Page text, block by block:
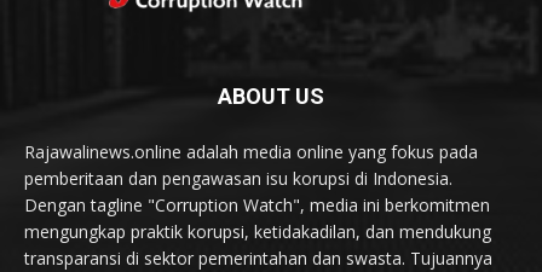
ABOUT US
Rajawalinews.online adalah media online yang fokus pada
pemberitaan dan pengawasan isu korupsi di Indonesia.
Dengan tagline "Corruption Watch", media ini berkomitmen
mengungkap praktik korupsi, ketidakadilan, dan mendukung
transparansi di sektor pemerintahan dan swasta. Tujuannya